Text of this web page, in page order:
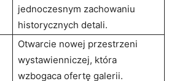
jednoczesnym zachowaniu
historycznych detali.
Otwarcie nowej przestrzeni
wystawienniczej, która⁣
wzbogaca ofertę galerii.